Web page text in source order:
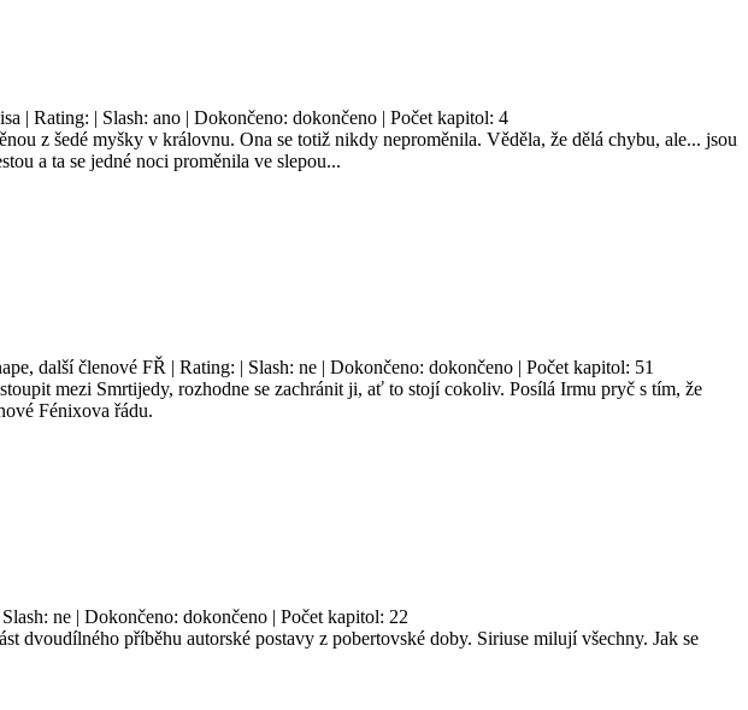
| Rating: | Slash: ano | Dokončeno: dokončeno | Počet kapitol: 4
z šedé myšky v královnu. Ona se totiž nikdy neproměnila. Věděla, že dělá chybu, ale... jsou
a ta se jedné noci proměnila ve slepou...
další členové FŘ | Rating: | Slash: ne | Dokončeno: dokončeno | Počet kapitol: 51
mezi Smrtijedy, rozhodne se zachránit ji, ať to stojí cokoliv. Posílá Irmu pryč s tím, že
Fénixova řádu.
ne | Dokončeno: dokončeno | Počet kapitol: 22
dvoudílného příběhu autorské postavy z pobertovské doby. Siriuse milují všechny. Jak se